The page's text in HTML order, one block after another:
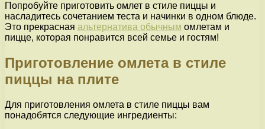
Попробуйте приготовить омлет в стиле пиццы и
насладитесь сочетанием теста и начинки в одном блюде.
Это прекрасная альтернатива обычным омлетам и
пицце, которая понравится всей семье и гостям!
Приготовление омлета в стиле
пиццы на плите
Для приготовления омлета в стиле пиццы вам
понадобятся следующие ингредиенты: